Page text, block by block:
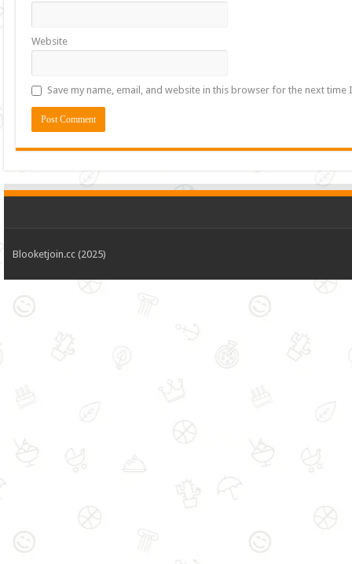
Website
Save my name, email, and website in this browser for the next time
Blooketjoin.cc (2025)